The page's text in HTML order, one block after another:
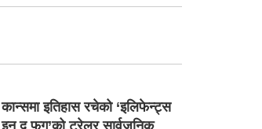
कान्समा इतिहास रचेको ‘इलिफेन्ट्स